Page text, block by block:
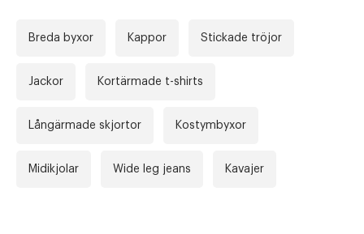
Breda byxor Kappor Stickade tröjor
Jackor Kortärmade t-shirts
Långärmade skjortor Kostymbyxor
Midikjolar Wide leg jeans Kavajer